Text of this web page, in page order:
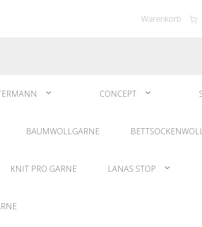
Warenkorb
CONCEPT
BAUMWOLLGARNE
KNIT PRO GARNE LANAS STOP